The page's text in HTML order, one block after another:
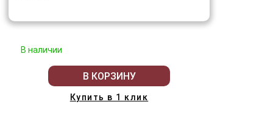
В наличии
В КОРЗИНУ
Купить в 1 клик